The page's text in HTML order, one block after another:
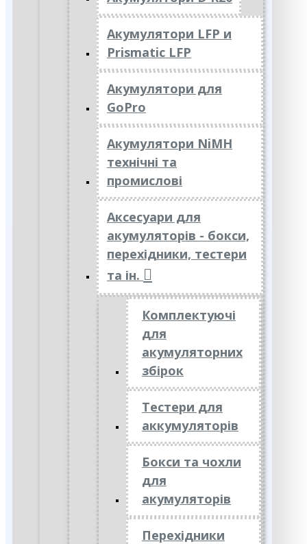
Акумулятори LFP и
Prismatic LFP
Акумулятори для
GoPro
Акумулятори NiMH
технічні та
промислові
Аксесуари для
акумуляторів - бокси,
перехідники, тестери
та ін.
Комплектуючі
для
акумуляторних
збірок
Тестери для
аккумуляторів
Бокси та чохли
для
акумуляторів
Перехідники